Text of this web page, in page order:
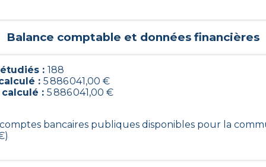
Balance comptable et données financières
: 188
: 5 886 041,00 €
: 5 886 041,00 €
bancaires publiques disponibles pour la